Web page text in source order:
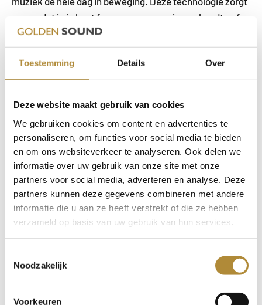
Toestemming Details Over
Deze website maakt gebruik van cookies
We gebruiken cookies om content en advertenties te
personaliseren, om functies voor social media te bieden
en om ons websiteverkeer te analyseren. Ook delen we
informatie over uw gebruik van onze site met onze
partners voor social media, adverteren en analyse. Deze
partners kunnen deze gegevens combineren met andere
informatie die u aan ze heeft verstrekt of die ze hebben
verzameld op basis van uw gebruik van hun services.
Noodzakelijk
Voorkeuren
ervoor dat je je kunt focussen op waar je van houdt - of
het nu joggen, werken of reizen is - zonder de
onderbreking van een batterij die te snel leeg raakt.
De Kracht van Technologische Vooruitgang
Dankzij voortdurende innovaties op het gebied van
om een langere batterijduur te leveren zonder
concessies te doen aan geluidskwaliteit. Enkele
opmerkelijke voordelen van deze ontwikkeling zijn:
Uitgebreide luistertijd:
Met een steeds langere batterijduur kun je nu urenlang
zonder onderbroken te worden naar muziek luisteren.
Langere gesprekstijd:
Naast muziek bieden deze oordopjes ook langere
vergaderingen. Je hoeft je geen zorgen te maken over